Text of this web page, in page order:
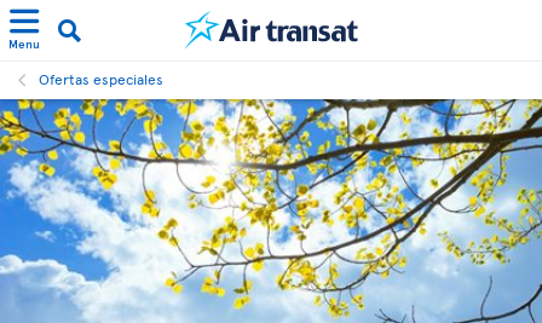
Menu
Ofertas especiales